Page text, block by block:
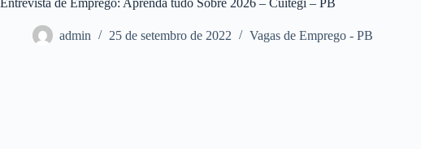
Entrevista de Emprego: Aprenda tudo Sobre 2026 – Cuitegi – PB
admin 25 de setembro de 2022 Vagas de Emprego - PB